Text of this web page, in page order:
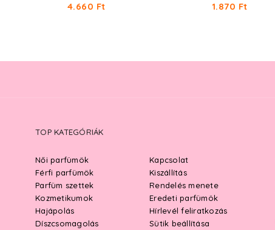
4.660 Ft 1.870 Ft
TOP KATEGÓRIÁK
Női parfümök
Férfi parfümök
Parfüm szettek
Kozmetikumok
Hajápolás
Díszcsomagolás
Kapcsolat
Kiszállítás
Rendelés menete
Eredeti parfümök
Hírlevél feliratkozás
Sütik beállítása